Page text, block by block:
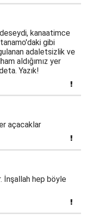
kanaatimce
gibi
adaletsizlik ve
aldığımız yer
Yazık!
açacaklar
İnşallah hep böyle